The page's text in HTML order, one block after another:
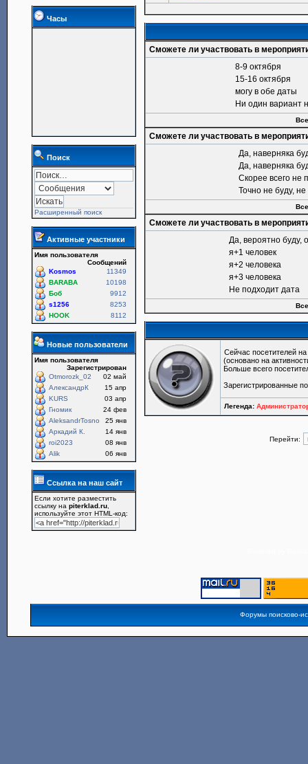
Часы
Поиск
Расширенный поиск
Активные участники
Имя пользователя
Сообщений
Kosmos
11349
BARABA
10198
Боб
9912
s1256
8253
HOOK
8112
Новые пользователи
Имя пользователя
Зарегистрирован
Otmorozk_02
02 май
АлександрК
15 апр
KURS
03 апр
Гномик
24 фев
AleksandrTosno
25 янв
Аркадий К.
14 янв
roi2023
08 янв
Alik
06 янв
Ссылка на наш сайт
Если хотите разместить
ссылку наpiterklad.ru
используйте этот HTML-код:
Сможете ли участвовать в
8-9 октября
15-16 октября
могу в обе даты
Ни один вариант
Сможете ли участвовать в
Да, наверняка
Да, наверняка
Скорее всего не
Точно не буду,
Сможете ли участвовать в
Да, вероятно буду,
я+1 человек
я+2 человека
я+3 человека
Не подходит дата
Сейчас посетителей
(основано на
Больше всего
Зарегистрированные
Легенда:
Перейти:
Форумы поисково-